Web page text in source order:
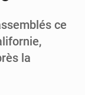
Arlit : La police d’Akokan démantèle deux réseaux criminels
ce
la